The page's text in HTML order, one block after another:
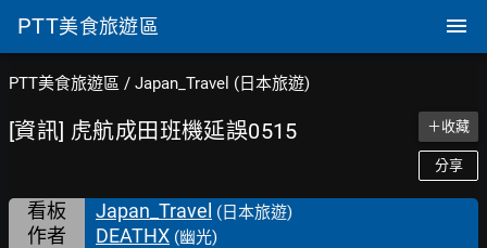
PTT美食旅遊區
PTT美食旅遊區 / Japan_Travel (日本旅遊)
[資訊] 虎航成田班機延誤0515 ＋收藏
分享
看板 Japan_Travel (日本旅遊)
作者 DEATHX (幽光)